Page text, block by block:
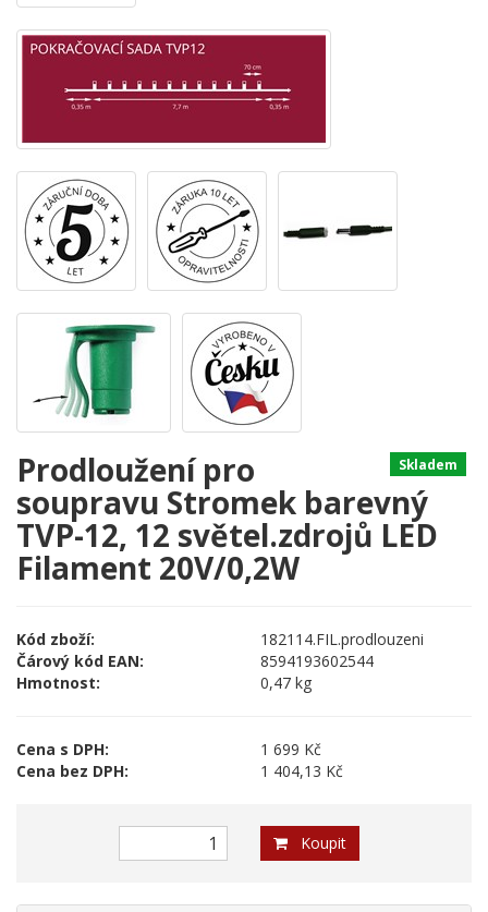
Skladem
Prodloužení pro
soupravu Stromek barevný
TVP-12, 12 světel.zdrojů LED
Filament 20V/0,2W
Kód zboží:
182114.FIL.prodlouzeni
Čárový kód EAN:
8594193602544
Hmotnost:
0,47 kg
Cena s DPH:
1 699 Kč
Cena bez DPH:
1 404,13 Kč
Koupit